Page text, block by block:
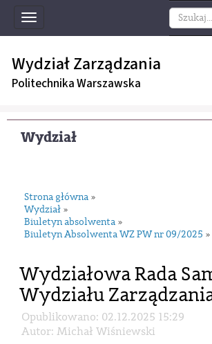
Toggle
navigation
Wydział Zarządzania
Politechnika Warszawska
Wydział
Strona główna »
Wydział »
Biuletyn absolwenta »
Biuletyn Absolwenta WZ PW nr 09/2025 »
Wydziałowa Rada
Wydziału
Opublikowano: 02.12.2025 15:29
Autor: Michał Wiśniewski